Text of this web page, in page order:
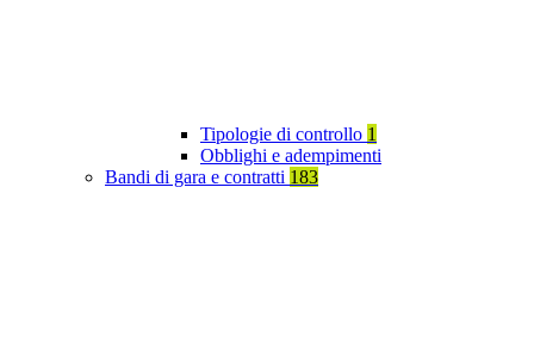
Tipologie di controllo 1
Obblighi e adempimenti
Bandi di gara e contratti 183